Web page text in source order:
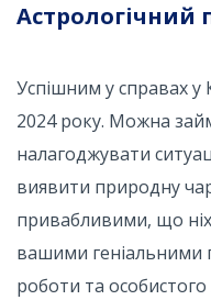
Астрологічний
Успішним у справах у
2024 року. Можна
налагоджувати
виявити природну
привабливими, що
вашими геніальними
роботи та